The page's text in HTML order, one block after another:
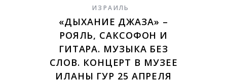
ИЗРАИЛЬ
«ДЫХАНИЕ ДЖАЗА» –
РОЯЛЬ, САКСОФОН И
ГИТАРА. МУЗЫКА БЕЗ
СЛОВ. КОНЦЕРТ В МУЗЕЕ
ИЛАНЫ ГУР 25 АПРЕЛЯ